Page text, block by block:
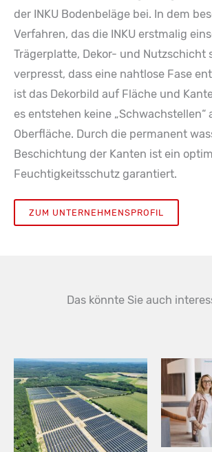
der INKU Bodenbeläge bei. In dem
Verfahren, das die INKU erstmalig
Trägerplatte, Dekor- und Nutzschicht
verpresst, dass eine nahtlose Fase
ist das Dekorbild auf Fläche und
es entstehen keine „Schwachstellen“
Oberfläche. Durch die permanent
Beschichtung der Kanten ist ein
Feuchtigkeitsschutz garantiert.
ZUM UNTERNEHMENSPROFIL
Das könnte Sie auch